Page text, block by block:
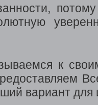
к
вариант для